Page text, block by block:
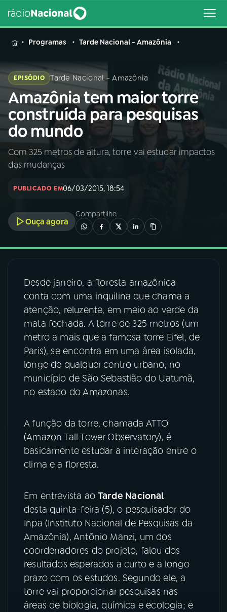
MENU
Buscar
na
Rádio
Nacional
Buscar
AO VIVO
INÍCIO
A RÁDIO
03PROGRAMAÇÃO
04PROGRAMAS
PODCASTS
06VIDEOCASTS
ÚLTIMAS
FESTIVAL DE MÚSICA
ACOMPANHE A RÁDIO NACIONAL
Instagram X
TikTok
Programas Tarde Nacional - Amazônia
EPISÓDIO Tarde Nacional - Amazônia
Amazônia tem maior torre
construída para pesquisas
do mundo
Com 325 metros de altura, torre vai estudar impactos
das mudanças
PUBLICADO EM06/03/2015, 18:54
Ouça agora
Compartilhe
Desde janeiro, a floresta amazônica
conta com uma inquilina que chama a
atenção, reluzente, em meio ao verde da
mata fechada. A torre de 325 metros (um
metro a mais que a famosa torre Eifel, de
Paris), se encontra em uma área isolada,
longe de qualquer centro urbano, no
município de São Sebastião do Uatumã,
no estado do Amazonas.
A função da torre, chamada ATTO
(Amazon Tall Tower Observatory), é
basicamente estudar a interação entre o
clima e a floresta.
Em entrevista aoTarde Nacional
desta quinta-feira (5), o pesquisador do
Inpa (Instituto Nacional de Pesquisas da
Amazônia), Antônio Manzi, um dos
coordenadores do projeto, falou dos
resultados esperados a curto e a longo
prazo com os estudos. Segundo ele, a
torre vai proporcionar pesquisas nas
áreas de biologia, química e ecologia; e